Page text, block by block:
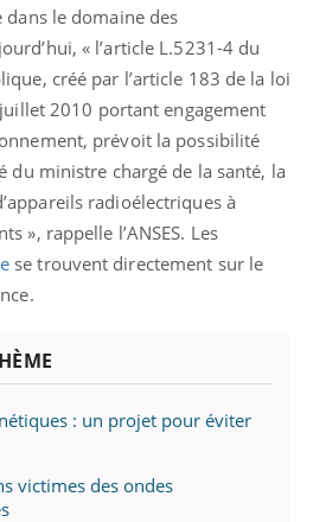
dans le domaine des
« l’article L.5231-4 du
créé par l’article 183 de la loi
2010 portant engagement
prévoit la possibilité
du ministre chargé de la santé, la
radioélectriques à
», rappelle l’ANSES. Les
se trouvent directement sur le
: un projet pour éviter
victimes des ondes